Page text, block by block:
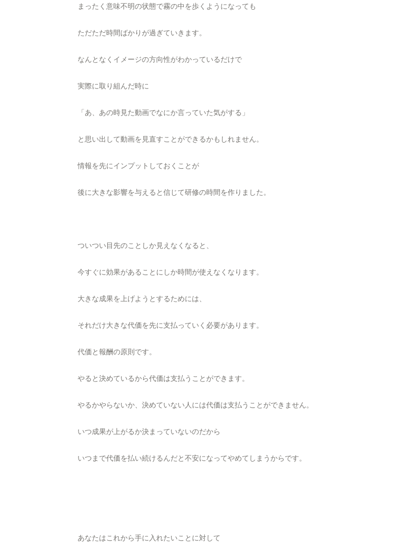
まったく意味不明の状態で霧の中を歩くようになっても
ただただ時間ばかりが過ぎていきます。
なんとなくイメージの方向性がわかっているだけで
実際に取り組んだ時に
「あ、あの時見た動画でなにか言っていた気がする」
と思い出して動画を見直すことができるかもしれません。
情報を先にインプットしておくことが
後に大きな影響を与えると信じて研修の時間を作りました。
ついつい目先のことしか見えなくなると、
今すぐに効果があることにしか時間が使えなくなります。
大きな成果を上げようとするためには、
それだけ大きな代価を先に支払っていく必要があります。
代価と報酬の原則です。
やると決めているから代価は支払うことができます。
やるかやらないか、決めていない人には代価は支払うことができません。
いつ成果が上がるか決まっていないのだから
いつまで代価を払い続けるんだと不安になってやめてしまうからです。
あなたはこれから手に入れたいことに対して